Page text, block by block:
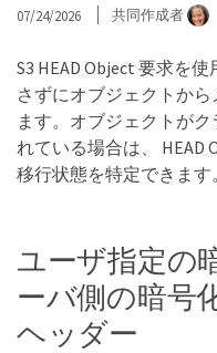
07/24/2026 共同作成者
S3 HEAD Object 要求を
さずにオブジェクトか
ます。オブジェクトが
れている場合は、 HEAD
移行状態を特定できます。
ユーザ指定の
ーバ側の暗号
ヘッダー